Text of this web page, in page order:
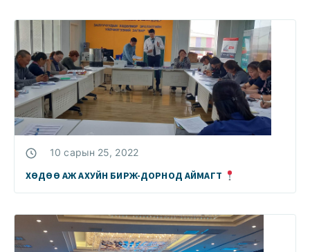
10 сарын 25, 2022
ХӨДӨӨ АЖ АХУЙН БИРЖ-ДОРНОД АЙМАГТ